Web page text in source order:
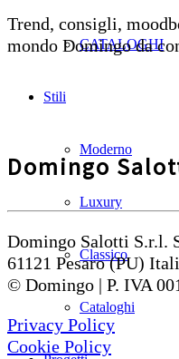
CATALOGHI
Stili
Moderno
Luxury
Classico
Cataloghi
Trend, consigli,
mondo Domingo da
Domingo
Domingo Salotti S.r.l.
61121 Pesaro (PU)
© Domingo | P. IVA
Privacy Policy
Cookie Policy